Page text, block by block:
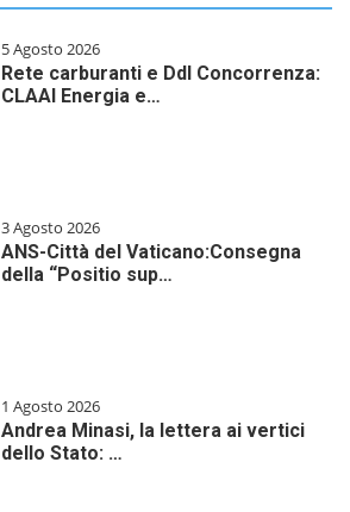
5 Agosto 2026
Rete carburanti e Ddl Concorrenza:
CLAAI Energia e…
3 Agosto 2026
ANS-Città del Vaticano:Consegna
della “Positio sup…
1 Agosto 2026
Andrea Minasi, la lettera ai vertici
dello Stato: …